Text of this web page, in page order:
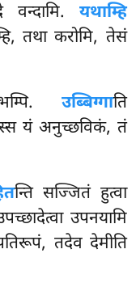
यथाम्हि
तथा करोमि, तेसं
उब्बिग्गाति
यं अनुच्छविकं, तं
न्ति सज्जितं हुत्वा
उपनयामि
तदेव देमीति